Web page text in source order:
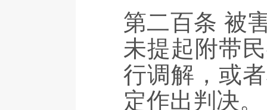
第二百条 被
未提起附带
行调解，或
定作出判决。